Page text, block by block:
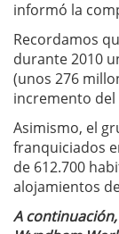
informó la
Recordamos
durante 2010
(unos 276
incremento del
Asimismo, el
franquiciados
de 612.700
alojamientos
A